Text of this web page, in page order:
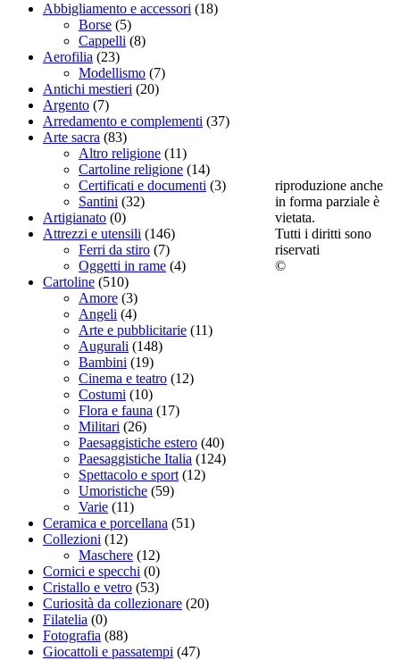
Abbigliamento e accessori (18)
Borse (5)
Cappelli (8)
Aerofilia (23)
Modellismo (7)
Antichi mestieri (20)
Argento (7)
Arredamento e complementi (37)
Arte sacra (83)
Altro religione (11)
Cartoline religione (14)
Certificati e documenti (3)
Santini (32)
Artigianato (0)
Attrezzi e utensili (146)
Ferri da stiro (7)
Oggetti in rame (4)
Cartoline (510)
Amore (3)
Angeli (4)
Arte e pubblicitarie (11)
Augurali (148)
Bambini (19)
Cinema e teatro (12)
Costumi (10)
Flora e fauna (17)
Militari (26)
Paesaggistiche estero (40)
Paesaggistiche Italia (124)
Spettacolo e sport (12)
Umoristiche (59)
Varie (11)
Ceramica e porcellana (51)
Collezioni (12)
Maschere (12)
Cornici e specchi (0)
Cristallo e vetro (53)
Curiosità da collezionare (20)
Filatelia (0)
Fotografia (88)
Giocattoli e passatempi (47)
riproduzione anche
in forma parziale è
vietata.
Tutti i diritti sono
riservati
©